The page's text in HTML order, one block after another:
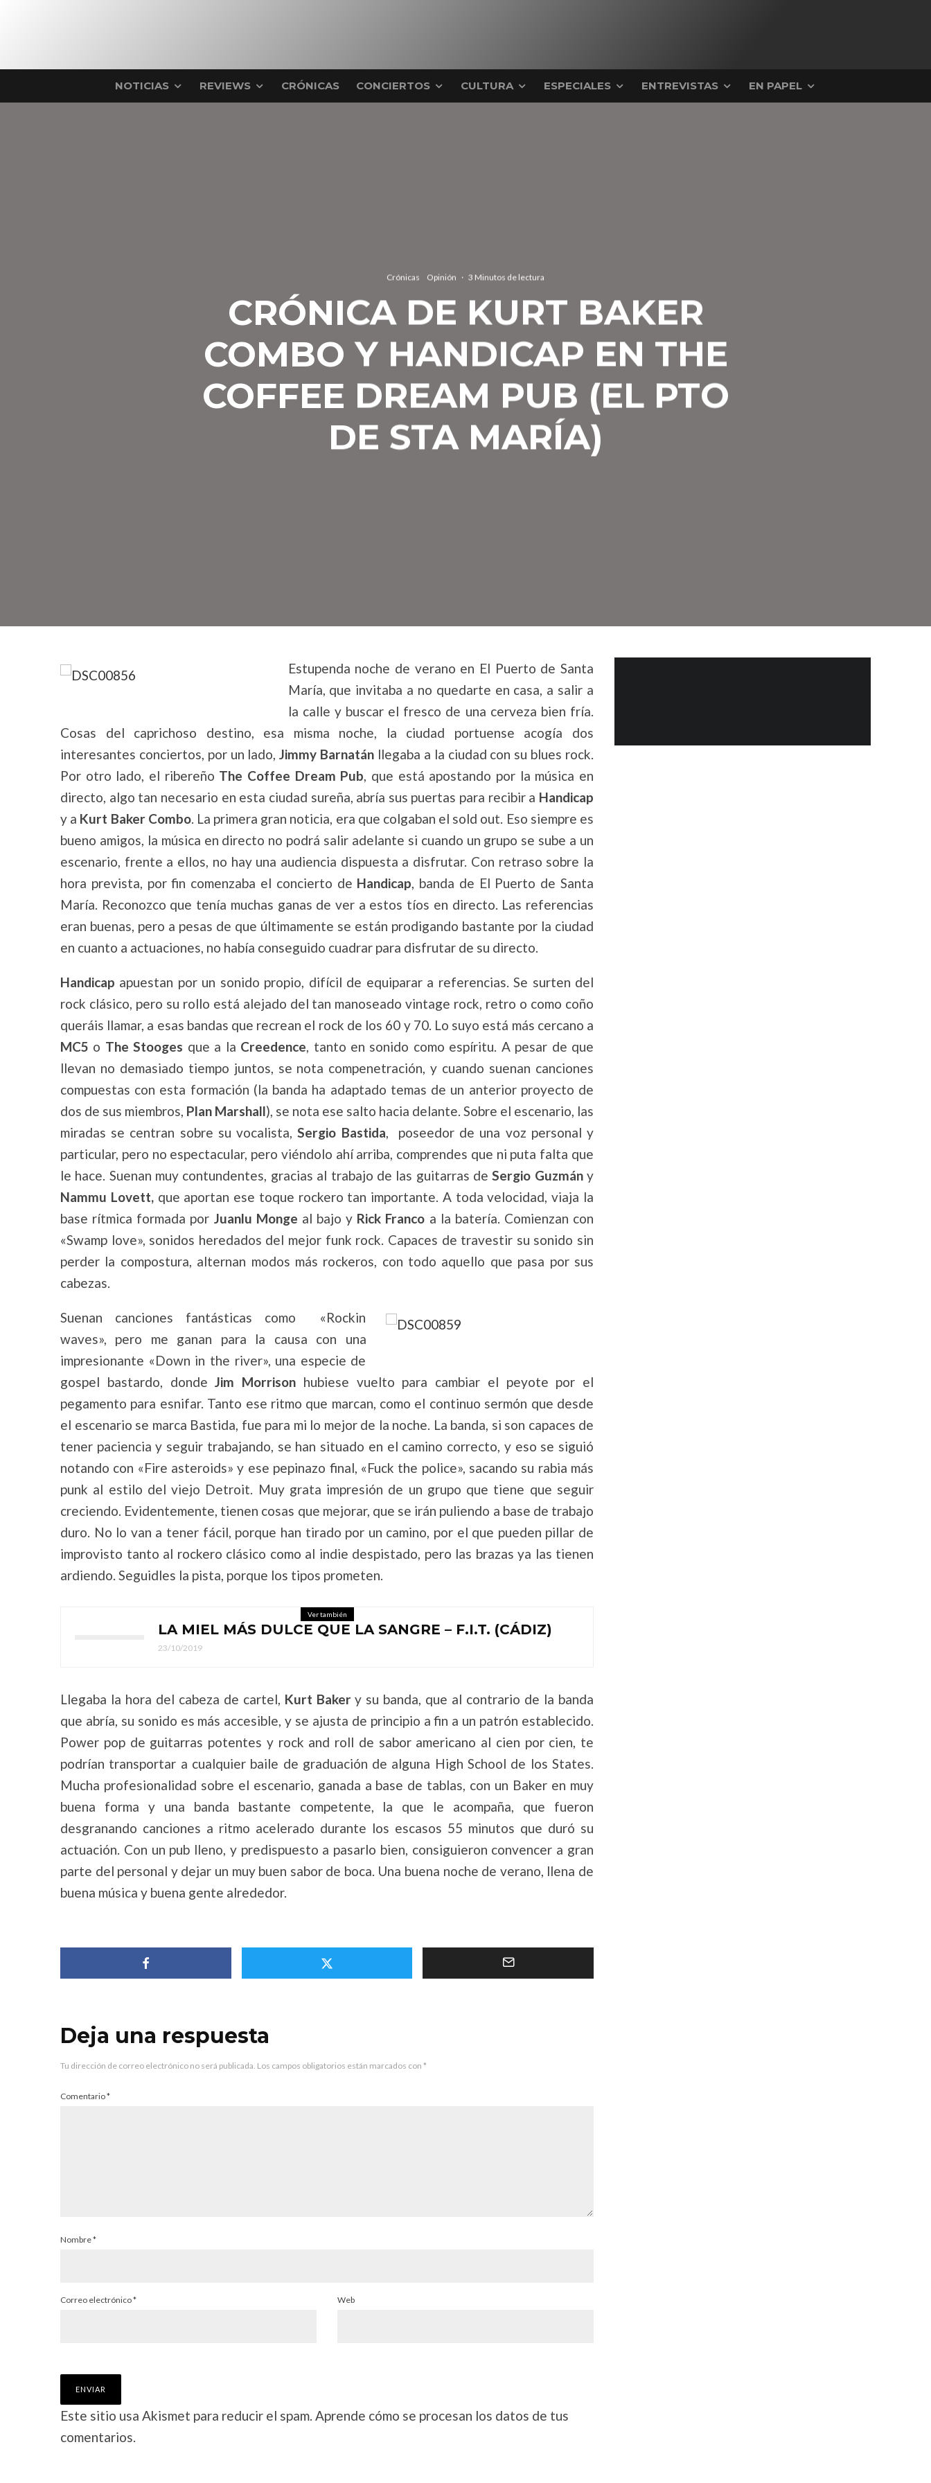
NOTICIAS REVIEWS CRÓNICAS CONCIERTOS CULTURA ESPECIALES ENTREVISTAS EN PAPEL
Crónicas Opinión · 3 Minutos de lectura
CRÓNICA DE KURT BAKER
COMBO Y HANDICAP EN THE
COFFEE DREAM PUB (EL PTO
DE STA MARÍA)
Estupenda noche de verano en El Puerto de Santa
María, que invitaba a no quedarte en casa, a salir a
la calle y buscar el fresco de una cerveza bien fría.
Cosas del caprichoso destino, esa misma noche, la ciudad portuense acogía dos
interesantes conciertos, por un lado,Jimmy Barnatán llegaba a la ciudad con su blues rock.
Por otro lado, el ribereño The Coffee Dream Pub, que está apostando por la música en
directo, algo tan necesario en esta ciudad sureña, abría sus puertas para recibir a Handicap
y a Kurt Baker Combo. La primera gran noticia, era que colgaban el sold out. Eso siempre es
bueno amigos, la música en directo no podrá salir adelante si cuando un grupo se sube a un
escenario, frente a ellos, no hay una audiencia dispuesta a disfrutar. Con retraso sobre la
hora prevista, por fin comenzaba el concierto de Handicap, banda de El Puerto de Santa
María. Reconozco que tenía muchas ganas de ver a estos tíos en directo. Las referencias
eran buenas, pero a pesas de que últimamente se están prodigando bastante por la ciudad
en cuanto a actuaciones, no había conseguido cuadrar para disfrutar de su directo.
Handicap apuestan por un sonido propio, difícil de equiparar a referencias. Se surten del
rock clásico, pero su rollo está alejado del tan manoseado vintage rock, retro o como coño
queráis llamar, a esas bandas que recrean el rock de los 60 y 70. Lo suyo está más cercano a
MC5 o The Stooges que a la Creedence, tanto en sonido como espíritu. A pesar de que
llevan no demasiado tiempo juntos, se nota compenetración, y cuando suenan canciones
compuestas con esta formación (la banda ha adaptado temas de un anterior proyecto de
dos de sus miembros, Plan Marshall), se nota ese salto hacia delante. Sobre el escenario, las
miradas se centran sobre su vocalista,Sergio Bastida, poseedor de una voz personal y
particular, pero no espectacular, pero viéndolo ahí arriba, comprendes que ni puta falta que
le hace. Suenan muy contundentes, gracias al trabajo de las guitarras deSergio Guzmány
Nammu Lovett,que aportan ese toque rockero tan importante. A toda velocidad, viaja la
base rítmica formada por Juanlu Monge al bajo y Rick Franco a la batería. Comienzan con
«Swamp love», sonidos heredados del mejor funk rock. Capaces de travestir su sonido sin
perder la compostura, alternan modos más rockeros, con todo aquello que pasa por sus
cabezas.
Suenan canciones fantásticas como «Rockin
waves», pero me ganan para la causa con una
impresionante «Down in the river», una especie de
gospel bastardo, dondeJim Morrison hubiese vuelto para cambiar el peyote por el
pegamento para esnifar. Tanto ese ritmo que marcan, como el continuo sermón que desde
el escenario se marca Bastida, fue para mi lo mejor de la noche. La banda, si son capaces de
tener paciencia y seguir trabajando, se han situado en el camino correcto, y eso se siguió
notando con «Fire asteroids» y ese pepinazo final, «Fuck the police», sacando su rabia más
punk al estilo del viejo Detroit. Muy grata impresión de un grupo que tiene que seguir
creciendo. Evidentemente, tienen cosas que mejorar, que se irán puliendo a base de trabajo
duro. No lo van a tener fácil, porque han tirado por un camino, por el que pueden pillar de
improvisto tanto al rockero clásico como al indie despistado, pero las brazas ya las tienen
ardiendo. Seguidles la pista, porque los tipos prometen.
Ver también
LA MIEL MÁS DULCE QUE LA SANGRE – F.I.T. (CÁDIZ)
23/10/2019
Llegaba la hora del cabeza de cartel, Kurt Bakery su banda, que al contrario de la banda
que abría, su sonido es más accesible, y se ajusta de principio a fin a un patrón establecido.
Power pop de guitarras potentes y rock and roll de sabor americano al cien por cien, te
podrían transportar a cualquier baile de graduación de alguna High School de los States.
Mucha profesionalidad sobre el escenario, ganada a base de tablas, con un Baker en muy
buena forma y una banda bastante competente, la que le acompaña, que fueron
desgranando canciones a ritmo acelerado durante los escasos 55 minutos que duró su
actuación. Con un pub lleno, y predispuesto a pasarlo bien, consiguieron convencer a gran
parte del personal y dejar un muy buen sabor de boca. Una buena noche de verano, llena de
buena música y buena gente alrededor.
Deja una respuesta
Tu dirección de correo electrónico no será publicada. Los campos obligatorios están marcados con *
Comentario*
Nombre*
Correo electrónico* Web
Este sitio usa Akismet para reducir el spam. Aprende cómo se procesan los datos de tus
comentarios.